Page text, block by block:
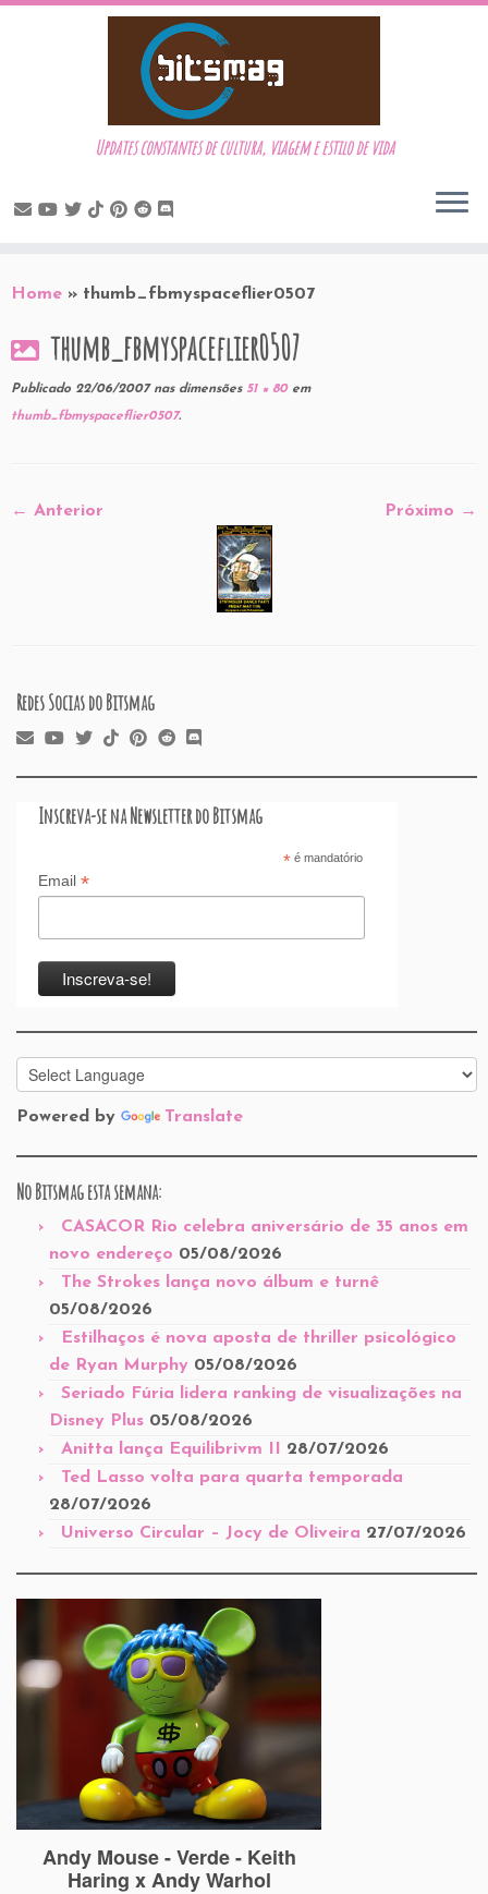
to
Updates constantes de cultura, viagem e estilo de vida
Home » thumb_fbmyspaceflier0507
thumb_fbmyspaceflier0507
Publicado 22/06/2007nas dimensões51 × 80em
thumb_fbmyspaceflier0507.
← Anterior Próximo →
Redes Socias do Bitsmag
Inscreva-se na Newsletter do Bitsmag
*é mandatório
Email *
Powered by Translate
No Bitsmag esta semana:
CASACOR Rio celebra aniversário de 35 anos em
novo endereço 05/08/2026
The Strokes lança novo álbum e turnê
05/08/2026
Estilhaços é nova aposta de thriller psicológico
de Ryan Murphy 05/08/2026
Seriado Fúria lidera ranking de visualizações na
Disney Plus 05/08/2026
Anitta lança Equilibrivm II 28/07/2026
Ted Lasso volta para quarta temporada
28/07/2026
Universo Circular – Jocy de Oliveira 27/07/2026